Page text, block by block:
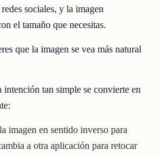
sociales, y la imagen
el tamaño que necesitas.
que la imagen se vea más natural
intención tan simple se convierte en
imagen en sentido inverso para
a otra aplicación para retocar